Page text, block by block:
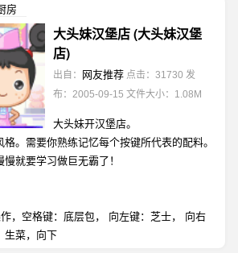
房
大头妹汉堡店 (大头妹汉堡
店)
出自： 网友推荐 点击：31730 发
布：2005-09-15 文件大小：1.08M
大头妹开汉堡店。
。需要你熟练记忆每个按键所代表的配料。
就要学习做巨无霸了！
空格键：底层包， 向左键：芝士， 向右
生菜，向下